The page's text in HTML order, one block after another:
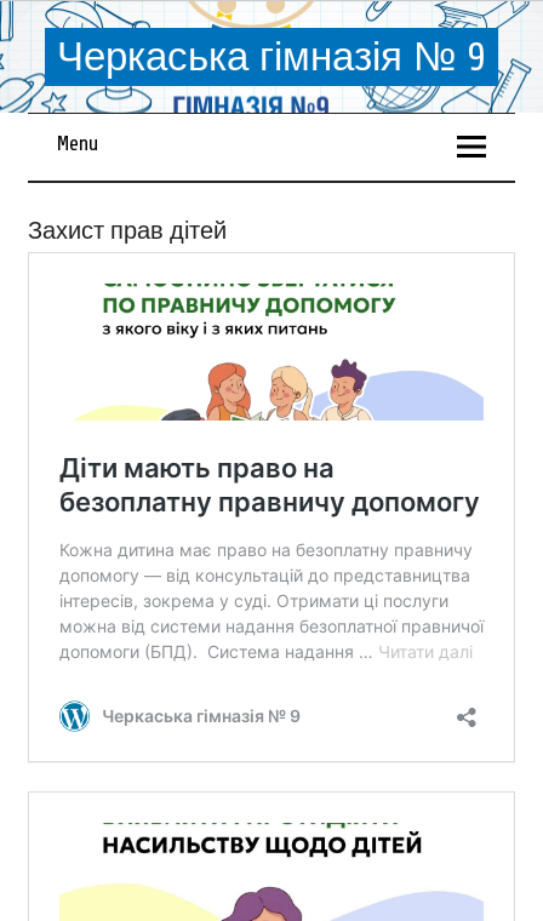
Черкаська гімназія № 9
Menu
Захист прав дітей